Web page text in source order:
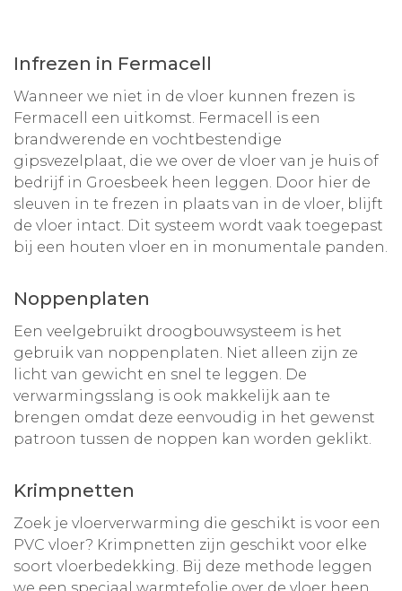
Infrezen in Fermacell
Wanneer we niet in de vloer kunnen frezen is
Fermacell een uitkomst. Fermacell is een
brandwerende en vochtbestendige
gipsvezelplaat, die we over de vloer van je huis of
bedrijf in Groesbeek heen leggen. Door hier de
sleuven in te frezen in plaats van in de vloer, blijft
de vloer intact. Dit systeem wordt vaak toegepast
bij een houten vloer en in monumentale panden.
Noppenplaten
Een veelgebruikt droogbouwsysteem is het
gebruik van noppenplaten. Niet alleen zijn ze
licht van gewicht en snel te leggen. De
verwarmingsslang is ook makkelijk aan te
brengen omdat deze eenvoudig in het gewenst
patroon tussen de noppen kan worden geklikt.
Krimpnetten
Zoek je vloerverwarming die geschikt is voor een
PVC vloer? Krimpnetten zijn geschikt voor elke
soort vloerbedekking. Bij deze methode leggen